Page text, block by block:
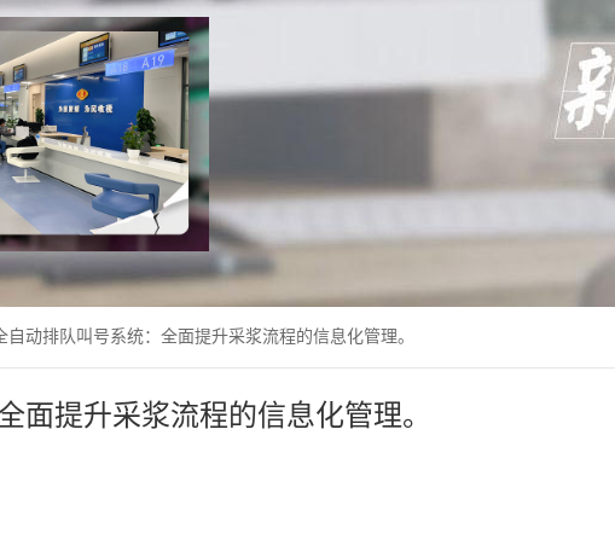
自动排队叫号系统：全面提升采浆流程的信息化管理。
面提升采浆流程的信息化管理。